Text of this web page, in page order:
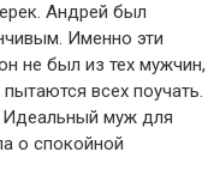
Андрей был
Именно эти
не был из тех мужчин,
всех поучать.
Идеальный муж для
о спокойной